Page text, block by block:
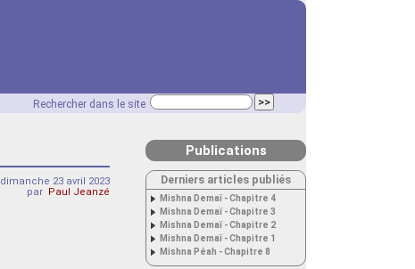
Rechercher dans le site
dimanche 23 avril 2023
par Paul Jeanzé
Publications
Derniers articles publiés
Mishna Demaï - Chapitre 4
Mishna Demaï - Chapitre 3
Mishna Demaï - Chapitre 2
Mishna Demaï - Chapitre 1
Mishna Péah - Chapitre 8